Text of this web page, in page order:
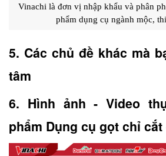
Vinachi là đơn vị nhập khẩu và phân
phẩm dụng cụ ngành mộc,
5. Các chủ đề khác mà
tâm
6. Hình ảnh - Video
phẩm Dụng cụ gọt chỉ